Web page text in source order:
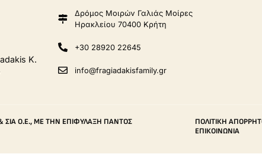
Κ.
Δρόμος Μοιρών Γαλιάς Μοίρες
Ηρακλείου 70400 Κρήτη
+30 28920 22645
info@fragiadakisfamily.gr
ΣΙΑ Ο.Ε., ΜΕ ΤΗΝ ΕΠΙΦΎΛΑΞΗ ΠΑΝΤΌΣ
ΠΟΛΙΤΙΚΉ
ΕΠΙΚΟΙΝΩΝΊΑ